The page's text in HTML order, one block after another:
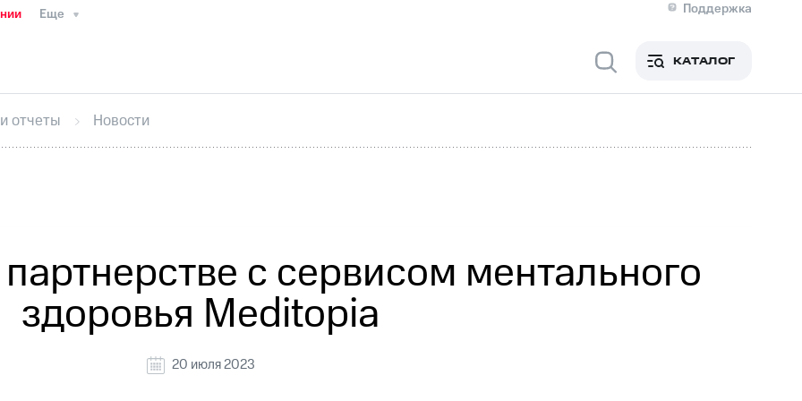
Еще
Поддержка
Медиа-центр
ИнтервьюФинансовая отчетностьКонтактыНовости в регионе
секретарьРаскрытие информации
кабинет акционераАкционерный капиталКонтроль и аудитРынок акций
КАТАЛОГ
отчеты Новости
с сервисом ментального
здоровья Meditopia
20 июля 2023